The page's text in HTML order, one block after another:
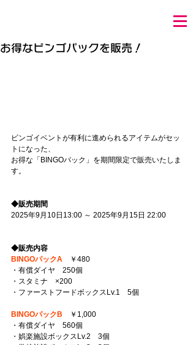
お得なビンゴパックを販売！
ビンゴイベントが有利に進められるアイテムがセッ
トになった、
お得な「BINGOパック」を期間限定で販売いたしま
す。
◆販売期間
2025年9月10日13:00 ～ 2025年9月15日 22:00
◆販売内容
BINGOパックA ￥480
・有償ダイヤ　250個
・スタミナ　×200
・ファーストフードボックスLv.1　5個
BINGOパックB ￥1,000
・有償ダイヤ　560個
・娯楽施設ボックスLv.2　3個